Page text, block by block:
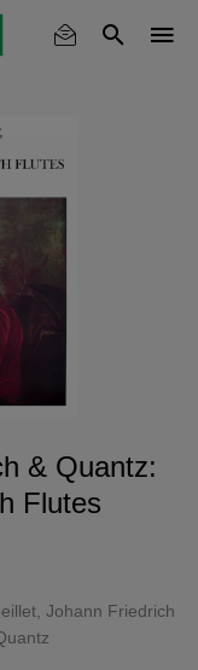
& Quantz:
Flutes
Johann Friedrich